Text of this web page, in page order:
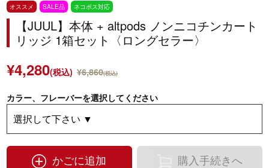
オススメ SALE品 ネコポス対応
【JUUL】本体 + altpods ノンニコチンカート
リッジ 1箱セット〈ロングセラー〉
¥4,280(税込) ¥6,860(税込)
カラー、フレーバーを選択してください
かごに追加 購入手続きへ